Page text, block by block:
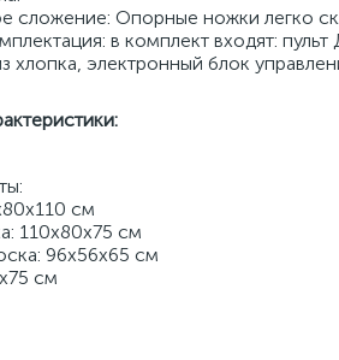
сложение: Опорные ножки легко
в комплект входят:
хлопка, электронный блок
см
110х80х75 см
96х56х65 см
см